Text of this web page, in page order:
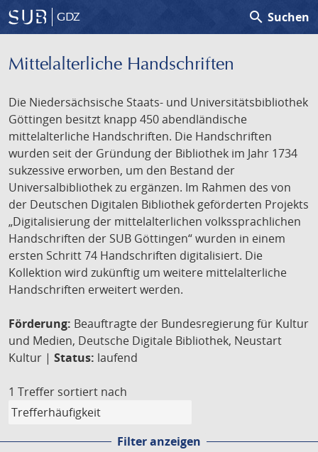
GDZ search Suchen
Mittelalterliche Handschriften
Die Niedersächsische Staats- und Universitätsbibliothek
Göttingen besitzt knapp 450 abendländische
mittelalterliche Handschriften. Die Handschriften
wurden seit der Gründung der Bibliothek im Jahr 1734
sukzessive erworben, um den Bestand der
Universalbibliothek zu ergänzen. Im Rahmen des von
der Deutschen Digitalen Bibliothek geförderten Projekts
„Digitalisierung der mittelalterlichen volkssprachlichen
Handschriften der SUB Göttingen“ wurden in einem
ersten Schritt 74 Handschriften digitalisiert. Die
Kollektion wird zukünftig um weitere mittelalterliche
Handschriften erweitert werden.
Förderung: Beauftragte der Bundesregierung für Kultur
und Medien, Deutsche Digitale Bibliothek, Neustart
Kultur | Status: laufend
1 Treffer sortiert nach
Filter anzeigen